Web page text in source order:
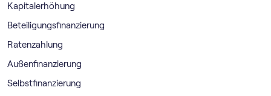
Kapitalerhöhung
Beteiligungsfinanzierung
Ratenzahlung
Außenfinanzierung
Selbstfinanzierung